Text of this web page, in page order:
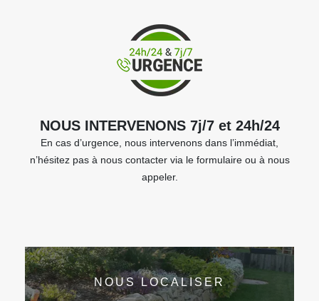
NOUS INTERVENONS 7j/7 et 24h/24
En cas d’urgence, nous intervenons dans l’immédiat,
n’hésitez pas à nous contacter via le formulaire ou à nous
appeler.
NOUS LOCALISER